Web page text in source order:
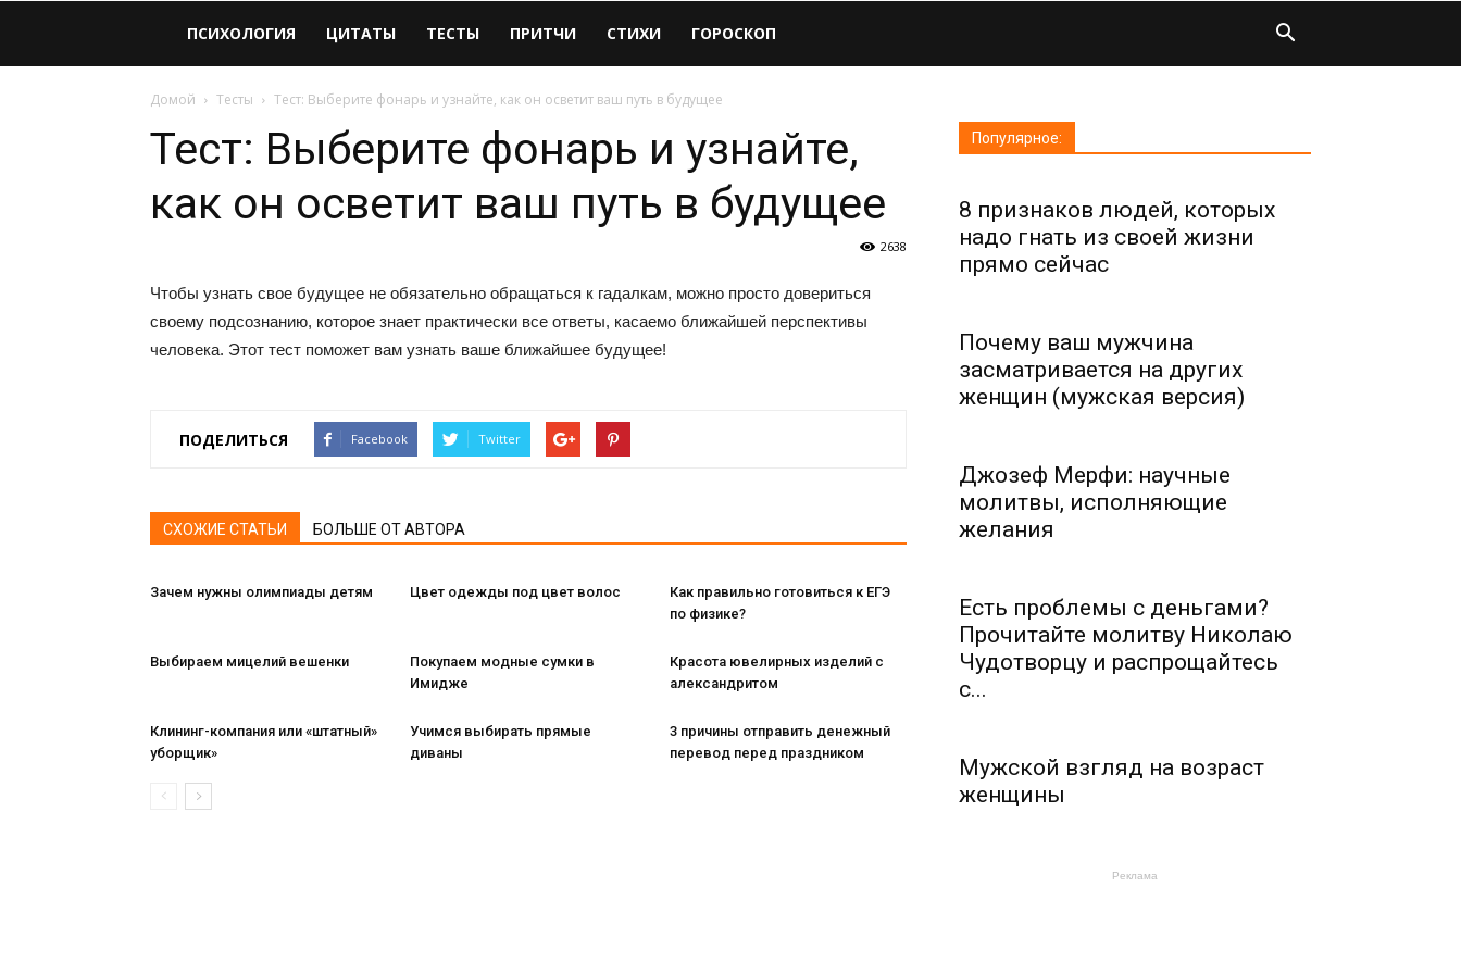
Виолайф
ПСИХОЛОГИЯ ЦИТАТЫ ТЕСТЫ ПРИТЧИ СТИХИ ГОРОСКОП
Домой Тесты Тест: Выберите фонарь и узнайте, как он осветит ваш путь в будущее
Тест: Выберите фонарь и узнайте,
как он осветит ваш путь в будущее
2638
Чтобы узнать свое будущее не обязательно обращаться к гадалкам, можно просто довериться
своему подсознанию, которое знает практически все ответы, касаемо ближайшей перспективы
человека. Этот тест поможет вам узнать ваше ближайшее будущее!
ПОДЕЛИТЬСЯ Facebook Twitter
СХОЖИЕ СТАТЬИ БОЛЬШЕ ОТ АВТОРА
Зачем нужны олимпиады детям Цвет одежды под цвет волос
Как правильно готовиться к ЕГЭ
по физике?
Выбираем мицелий вешенки
Покупаем модные сумки в
Имидже
Красота ювелирных изделий с
александритом
Клининг-компания или «штатный»
уборщик»
Учимся выбирать прямые
диваны
3 причины отправить денежный
перевод перед праздником
Популярное:
8 признаков людей, которых
надо гнать из своей жизни
прямо сейчас
Почему ваш мужчина
засматривается на других
женщин (мужская версия)
Джозеф Мерфи: научные
молитвы, исполняющие
желания
Есть проблемы с деньгами?
Прочитайте молитву Николаю
Чудотворцу и распрощайтесь
с...
Мужской взгляд на возраст
женщины
Реклама